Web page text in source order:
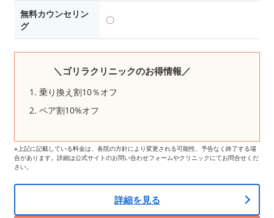
無料カウンセリン
グ
〇
＼ゴリラクリニックのお得情報／
乗り換え割10％オフ
ペア割10%オフ
※上記に記載している料金は、各院の方針により変更される可能性、予告なく終了する場
合があります。詳細は公式サイトのお問い合わせフォームやクリニックにてお問合せくだ
さい。
詳細を見る